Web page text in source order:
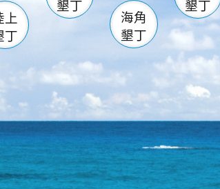
上
丁
墾丁
海角
墾丁
墾丁